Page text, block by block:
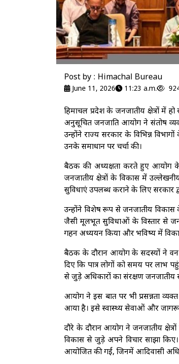
Post by : Himachal Bureau
June 11, 2026 11:23 a.m.
हिमाचल प्रदेश के जनजातीय क्षेत्रों में
अनुसूचित जनजाति आयोग ने संतोष
उन्होंने राज्य सरकार के विभिन्न
उनके समाधान पर चर्चा की।
बैठक की अध्यक्षता करते हुए आयोग के
जनजातीय क्षेत्रों के विकास में
सुविधाएं उपलब्ध कराने के लिए सरकार
उन्होंने विशेष रूप से जनजातीय विकास
जैसी मूलभूत सुविधाओं के विस्तार से
गहन अध्ययन किया और भविष्य में
बैठक के दौरान आयोग के सदस्यों ने वन
दिए कि पात्र लोगों को समय पर लाभ
से जुड़े अधिकारों का संरक्षण
आयोग ने इस बात पर भी प्रसन्नता
आया है। इसे स्वास्थ्य सेवाओं और
दौरे के दौरान आयोग ने जनजातीय
विकास से जुड़े अपने विचार साझा
आयोजित की गईं, जिनमें आदिवासी